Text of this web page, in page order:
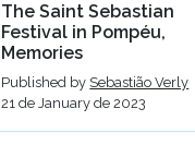
The Saint Sebastian
Festival in Pompéu,
Memories
Published by Sebastião Verly
21 de January de 2023